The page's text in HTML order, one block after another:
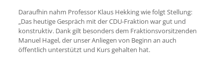
Daraufhin nahm Professor Klaus Hekking wie folgt Stellung:
„Das heutige Gespräch mit der CDU-Fraktion war gut und
konstruktiv. Dank gilt besonders dem Fraktionsvorsitzenden
Manuel Hagel, der unser Anliegen von Beginn an auch
öffentlich unterstützt und Kurs gehalten hat.